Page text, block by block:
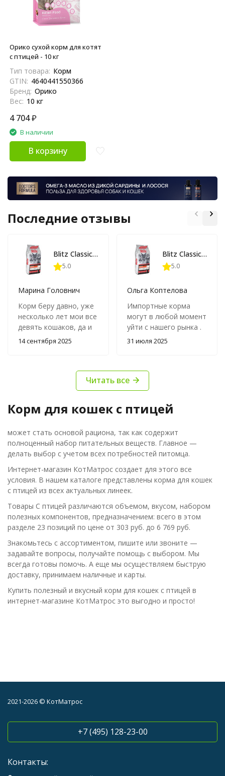
Орико сухой корм для котят
с птицей - 10 кг
Тип товара: Корм
GTIN: 4640441550366
Бренд: Орико
Вес: 10 кг
4 704₽
В наличии
В корзину
Последние отзывы
Blitz Classic Adult Cats Poultry сухой корм для взрослых кошек, с домашней птицей - 10 кг
5.0
Марина Головнич
Корм беру давно, уже
несколько лет мои все
девять кошаков, да и
не только мои, но и
три кошака подруги
Проблем нет. А в этом
магазине ещё и цена
время не маловажно!
здесь ещё!
14 сентября 2025
Blitz Classic Adult Cats Poultry сухой корм для взрослых кошек, с домашней птицей - 10 кг
5.0
Ольга Коптелова
Импортные корма
могут в любой момент
уйти с нашего рынка .
Когда пошли
перевела своих кошек
на наш корм. Кошки
довольны , едят с
Проблем нет ни каких .
31 июля 2025
Читать все
Корм для кошек с птицей
может стать основой рациона, так как содержит
полноценный набор питательных веществ. Главное —
делать выбор с учетом всех потребностей питомца.
Интернет-магазин КотМатрос создает для этого все
условия. В нашем каталоге представлены корма для кошек
с птицей из всех актуальных линеек.
Товары С птицей различаются объемом, вкусом, набором
полезных компонентов, предназначением: всего в этом
разделе 23 позиций по цене от 303 руб. до 6 769 руб.
Знакомьтесь с ассортиментом, пишите или звоните —
задавайте вопросы, получайте помощь с выбором. Мы
всегда готовы помочь. А еще мы осуществляем быструю
доставку, принимаем наличные и карты.
Купить полезный и вкусный корм для кошек с птицей в
интернет-магазине КотМатрос это выгодно и просто!
2021-2026 © КотМатрос
+7 (495) 128-23-00
Контакты: